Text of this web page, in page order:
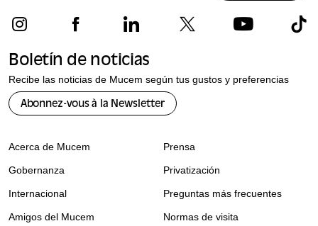
Boletín de noticias
Recibe las noticias de Mucem según tus gustos y preferencias
Abonnez-vous à la Newsletter
Acerca de Mucem
Gobernanza
Internacional
Amigos del Mucem
Prensa
Privatización
Preguntas más frecuentes
Normas de visita